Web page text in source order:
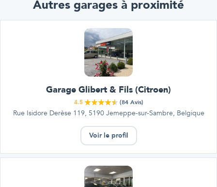
Autres garages à proximité
Garage Glibert & Fils (Citroen)
4.5 (84Avis)
Rue Isidore Derèse 119, 5190 Jemeppe-sur-Sambre, Belgique
Voir le profil